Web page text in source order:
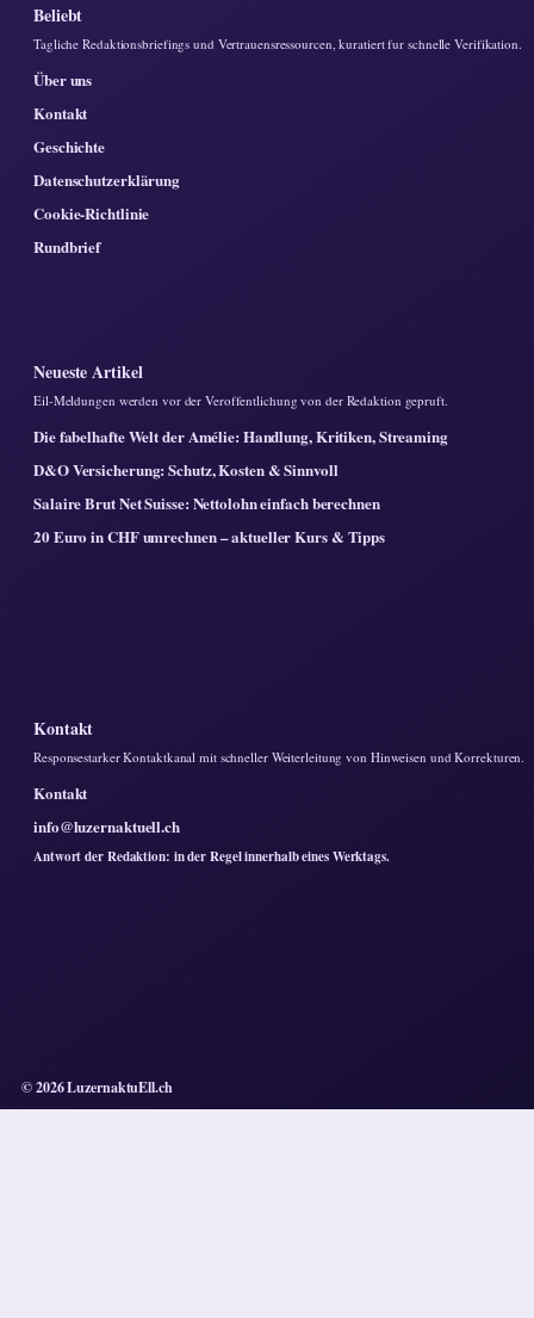
Beliebt
Tagliche Redaktionsbriefings und Vertrauensressourcen, kuratiert fur schnelle Verifikation.
Über uns
Kontakt
Geschichte
Datenschutzerklärung
Cookie-Richtlinie
Rundbrief
Neueste Artikel
Eil-Meldungen werden vor der Veroffentlichung von der Redaktion gepruft.
Die fabelhafte Welt der Amélie: Handlung, Kritiken, Streaming
D&O Versicherung: Schutz, Kosten & Sinnvoll
Salaire Brut Net Suisse: Nettolohn einfach berechnen
20 Euro in CHF umrechnen – aktueller Kurs & Tipps
Kontakt
Responsestarker Kontaktkanal mit schneller Weiterleitung von Hinweisen und Korrekturen.
Kontakt
info@luzernaktuell.ch
Antwort der Redaktion: in der Regel innerhalb eines Werktags.
© 2026 LuzernaktuEll.ch